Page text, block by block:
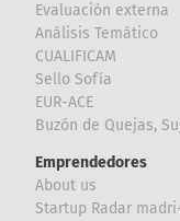
Evaluación externa
Análisis Temático
CUALIFICAM
Sello Sofía
EUR-ACE
Buzón de Quejas,
Emprendedores
About us
Startup Radar